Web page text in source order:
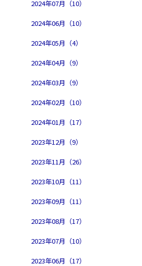
2024年07月（10）
2024年06月（10）
2024年05月（4）
2024年04月（9）
2024年03月（9）
2024年02月（10）
2024年01月（17）
2023年12月（9）
2023年11月（26）
2023年10月（11）
2023年09月（11）
2023年08月（17）
2023年07月（10）
2023年06月（17）